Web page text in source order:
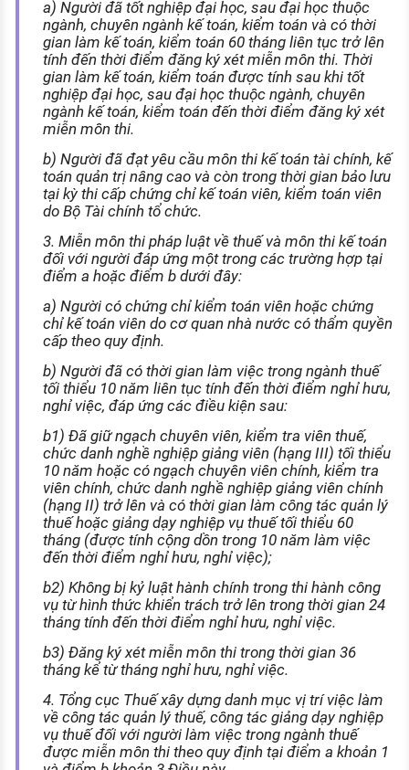
a) Người đã tốt nghiệp đại học, sau đại học thuộc
ngành, chuyên ngành kế toán, kiểm toán và có thời
gian làm kế toán, kiểm toán 60 tháng liên tục trở lên
tính đến thời điểm đăng ký xét miễn môn thi. Thời
gian làm kế toán, kiểm toán được tính sau khi tốt
nghiệp đại học, sau đại học thuộc ngành, chuyên
ngành kế toán, kiểm toán đến thời điểm đăng ký xét
miễn môn thi.
b) Người đã đạt yêu cầu môn thi kế toán tài chính, kế
toán quản trị nâng cao và còn trong thời gian bảo lưu
tại kỳ thi cấp chứng chỉ kế toán viên, kiểm toán viên
do Bộ Tài chính tổ chức.
3. Miễn môn thi pháp luật về thuế và môn thi kế toán
đối với người đáp ứng một trong các trường hợp tại
điểm a hoặc điểm b dưới đây:
a) Người có chứng chỉ kiểm toán viên hoặc chứng
chỉ kế toán viên do cơ quan nhà nước có thẩm quyền
cấp theo quy định.
b) Người đã có thời gian làm việc trong ngành thuế
tối thiểu 10 năm liên tục tính đến thời điểm nghỉ hưu,
nghỉ việc, đáp ứng các điều kiện sau:
b1) Đã giữ ngạch chuyên viên, kiểm tra viên thuế,
chức danh nghề nghiệp giảng viên (hạng III) tối thiểu
10 năm hoặc có ngạch chuyên viên chính, kiểm tra
viên chính, chức danh nghề nghiệp giảng viên chính
(hạng II) trở lên và có thời gian làm công tác quản lý
thuế hoặc giảng dạy nghiệp vụ thuế tối thiểu 60
tháng (được tính cộng dồn trong 10 năm làm việc
đến thời điểm nghỉ hưu, nghỉ việc);
b2) Không bị kỷ luật hành chính trong thi hành công
vụ từ hình thức khiển trách trở lên trong thời gian 24
tháng tính đến thời điểm nghỉ hưu, nghỉ việc.
b3) Đăng ký xét miễn môn thi trong thời gian 36
tháng kể từ tháng nghỉ hưu, nghỉ việc.
4. Tổng cục Thuế xây dựng danh mục vị trí việc làm
về công tác quản lý thuế, công tác giảng dạy nghiệp
vụ thuế đối với người làm việc trong ngành thuế
được miễn môn thi theo quy định tại điểm a khoản 1